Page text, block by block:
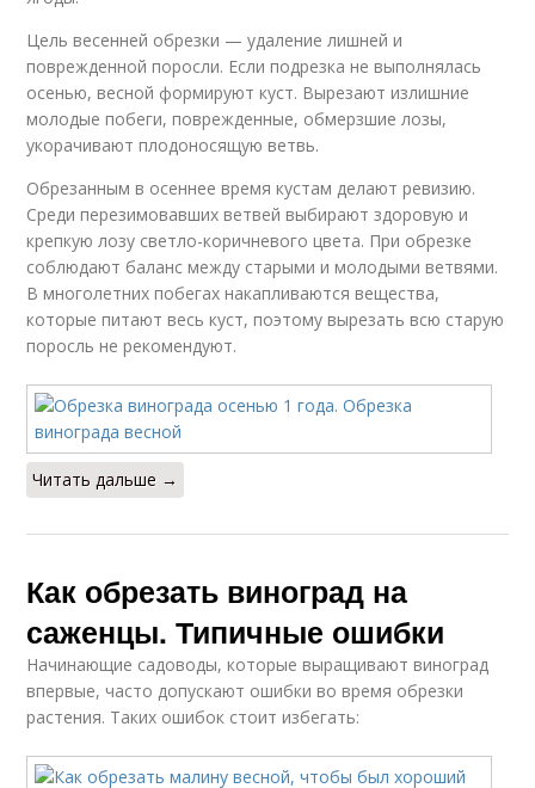
Цель весенней обрезки — удаление лишней и
поврежденной поросли. Если подрезка не выполнялась
осенью, весной формируют куст. Вырезают излишние
молодые побеги, поврежденные, обмерзшие лозы,
укорачивают плодоносящую ветвь.
Обрезанным в осеннее время кустам делают ревизию.
Среди перезимовавших ветвей выбирают здоровую и
крепкую лозу светло-коричневого цвета. При обрезке
соблюдают баланс между старыми и молодыми ветвями.
В многолетних побегах накапливаются вещества,
которые питают весь куст, поэтому вырезать всю старую
поросль не рекомендуют.
Читать дальше →
Как обрезать виноград на
саженцы. Типичные ошибки
Начинающие садоводы, которые выращивают виноград
впервые, часто допускают ошибки во время обрезки
растения. Таких ошибок стоит избегать: